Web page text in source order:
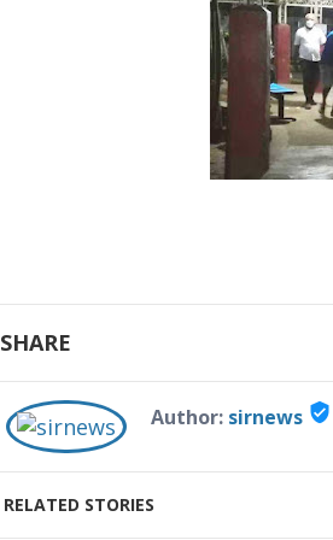
SHARE
Author: sirnews verified_user
RELATED STORIES